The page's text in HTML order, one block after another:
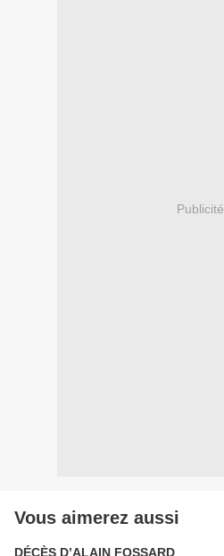
Publicité
Vous aimerez aussi
DÉCÈS D’ALAIN FOSSARD